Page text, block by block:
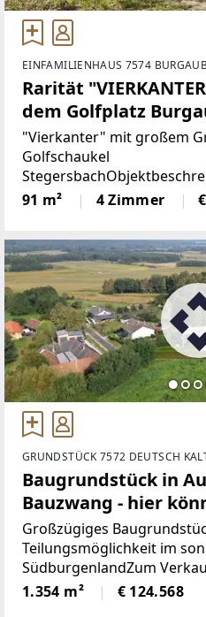
EINFAMILIENHAUS 7574
Rarität
dem Golfplatz
"Vierkanter" mit großem
Golfschaukel
erhaltene“ Vierkanthof
und Thermenregion
91 m² 4 Zimmer
GRUNDSTÜCK 7572 DEUTSCH
Baugrundstück in
Bauzwang - hier
Grundstücksgröße
Großzügiges
Teilungsmöglichkeit im
SüdburgenlandZum
Baugrundstück mit einer
m² in schöner, sonniger
1.354 m² € 124.568